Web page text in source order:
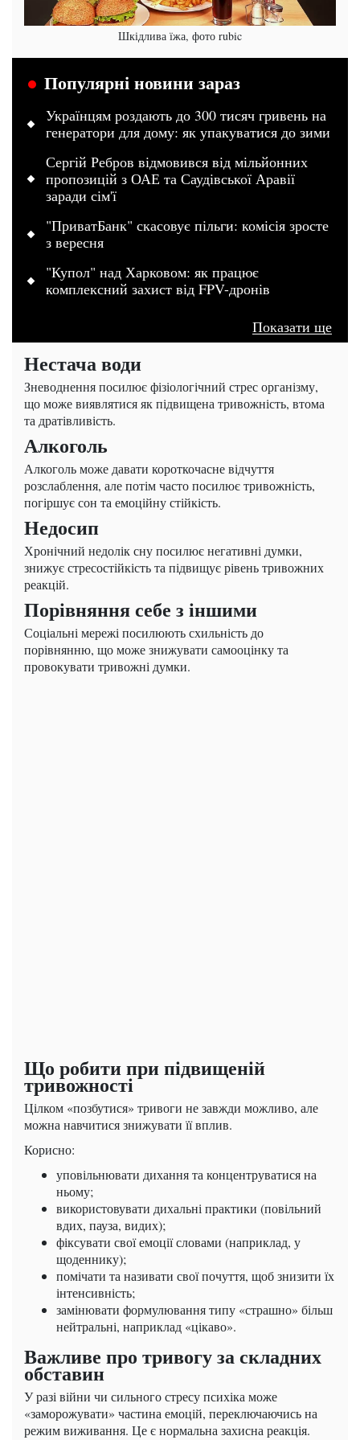
Шкідлива їжа, фото rubic
Популярні новини зараз
Українцям роздають до 300 тисяч гривень на
генератори для дому: як упакуватися до зими
Сергій Ребров відмовився від мільйонних
пропозицій з ОАЕ та Саудівської Аравії
заради сім'ї
"ПриватБанк" скасовує пільги: комісія зросте
з вересня
"Купол" над Харковом: як працює
комплексний захист від FPV-дронів
Показати ще
Нестача води
Зневоднення посилює фізіологічний стрес організму,
що може виявлятися як підвищена тривожність, втома
та дратівливість.
Алкоголь
Алкоголь може давати короткочасне відчуття
розслаблення, але потім часто посилює тривожність,
погіршує сон та емоційну стійкість.
Недосип
Хронічний недолік сну посилює негативні думки,
знижує стресостійкість та підвищує рівень тривожних
реакцій.
Порівняння себе з іншими
Соціальні мережі посилюють схильність до
порівнянню, що може знижувати самооцінку та
провокувати тривожні думки.
Що робити при підвищеній
тривожності
Цілком «позбутися» тривоги не завжди можливо, але
можна навчитися знижувати її вплив.
Корисно:
уповільнювати дихання та концентруватися на
ньому;
використовувати дихальні практики (повільний
вдих, пауза, видих);
фіксувати свої емоції словами (наприклад, у
щоденнику);
помічати та називати свої почуття, щоб знизити їх
інтенсивність;
замінювати формулювання типу «страшно» більш
нейтральні, наприклад «цікаво».
Важливе про тривогу за складних
обставин
У разі війни чи сильного стресу психіка може
«заморожувати» частина емоцій, переключаючись на
режим виживання. Це є нормальна захисна реакція.